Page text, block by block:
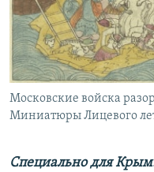
ПОБЕДИТЕЛЕЙ НЕ СУДЯТ?
КРЫМ.НЕПОКОРЕННЫЙ
ELIFBE
УКРАИНСКАЯ ПРОБЛЕМА
ПРИСОЕДИНЯЙТЕСЬ!
Все сайты RFE/RL
Московские войска
Миниатюры Лицевого
Специально для